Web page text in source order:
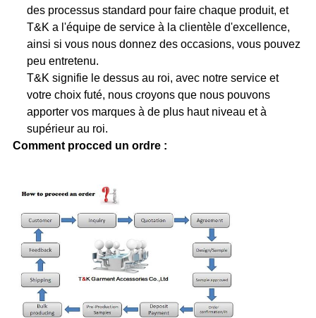
des processus standard pour faire chaque produit, et
T&K a l'équipe de service à la clientèle d'excellence,
ainsi si vous nous donnez des occasions, vous pouvez
peu entretenu.
T&K signifie le dessus au roi, avec notre service et
votre choix futé, nous croyons que nous pouvons
apporter vos marques à de plus haut niveau et à
supérieur au roi.
Comment procced un ordre :